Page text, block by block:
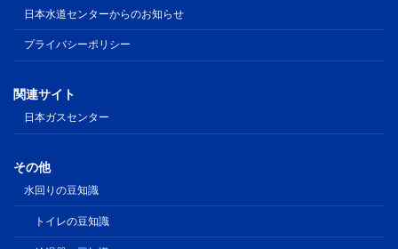
日本水道センターからのお知らせ
プライバシーポリシー
関連サイト
日本ガスセンター
その他
水回りの豆知識
トイレの豆知識